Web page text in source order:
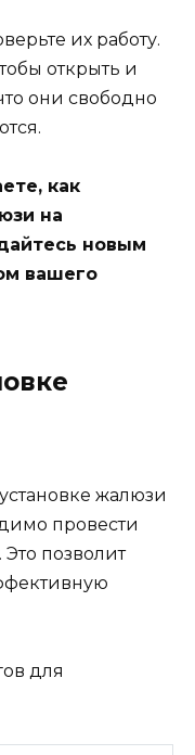
их работу.
открыть и
они свободно
как
на
новым
вашего
жалюзи
провести
позволит
для